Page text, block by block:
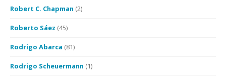
Robert C. Chapman (2)
Roberto Sáez (45)
Rodrigo Abarca (81)
Rodrigo Scheuermann (1)